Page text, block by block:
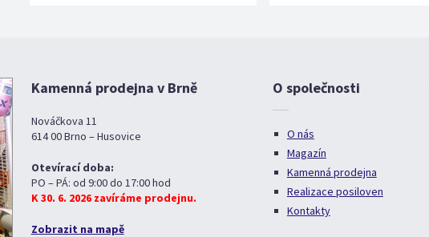
Kamenná prodejna v Brně
Nováčkova 11
614 00 Brno – Husovice
Otevírací doba:
PO – PÁ: od 9:00 do 17:00 hod
K 30. 6. 2026 zavíráme prodejnu.
Zobrazit na mapě
O společnosti
O nás
Magazín
Kamenná prodejna
Realizace posiloven
Kontakty